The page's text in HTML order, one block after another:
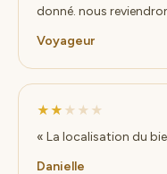
donné. nous
Voyageur
★★ ★★★
« La localisation du
Danielle